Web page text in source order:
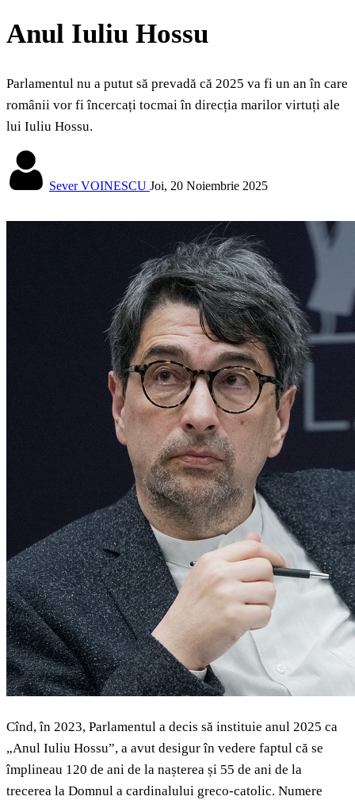
Anul Iuliu Hossu
Parlamentul nu a putut să prevadă că 2025 va fi un an în care
românii vor fi încercați tocmai în direcția marilor virtuți ale
lui Iuliu Hossu.
Sever VOINESCU Joi, 20 Noiembrie 2025
Cînd, în 2023, Parlamentul a decis să instituie anul 2025 ca
„Anul Iuliu Hossu”, a avut desigur în vedere faptul că se
împlineau 120 de ani de la nașterea și 55 de ani de la
trecerea la Domnul a cardinalului greco-catolic. Numere